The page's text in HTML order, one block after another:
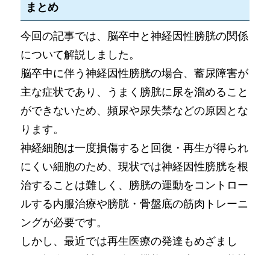
まとめ
今回の記事では、脳卒中と神経因性膀胱の関係
について解説しました。
脳卒中に伴う神経因性膀胱の場合、蓄尿障害が
主な症状であり、うまく膀胱に尿を溜めること
ができないため、頻尿や尿失禁などの原因とな
ります。
神経細胞は一度損傷すると回復・再生が得られ
にくい細胞のため、現状では神経因性膀胱を根
治することは難しく、膀胱の運動をコントロー
ルする内服治療や膀胱・骨盤底の筋肉トレーニ
ングが必要です。
しかし、最近では再生医療の発達もめざまし